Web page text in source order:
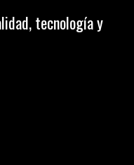
tecnología y